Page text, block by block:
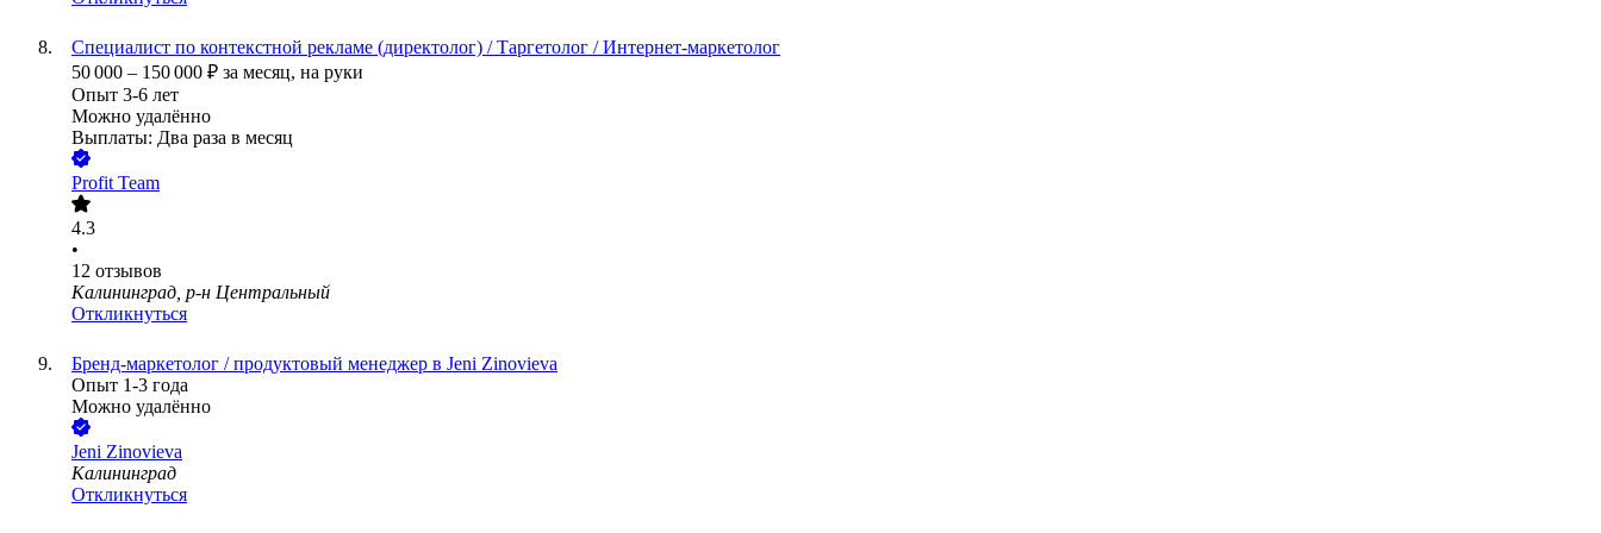
Специалист по контекстной рекламе (директолог) / Таргетолог / Интернет-маркетолог
50 000 – 150 000 ₽ за месяц, на руки
Опыт 3-6 лет
Можно удалённо
Выплаты: Два раза в месяц
Profit Team
4.3
•
12 отзывов
Калининград, р-н Центральный
Откликнуться
Бренд-маркетолог / продуктовый менеджер в Jeni Zinovieva
Опыт 1-3 года
Можно удалённо
Jeni Zinovieva
Калининград
Откликнуться